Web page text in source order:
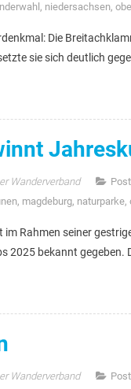
, niedersachsen,
Die
sie sich deutlich
Wanderverband
, magdeburg, naturparke,
im Rahmen seiner
bekannt gegeben.
Wanderverband